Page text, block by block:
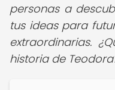
personas a
tus ideas para
extraordinarias.
historia de